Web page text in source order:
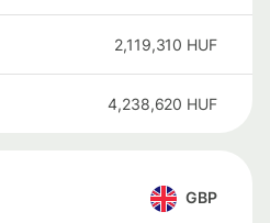
2,119,310 HUF
4,238,620 HUF
GBP